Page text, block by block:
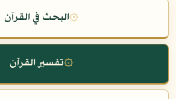
۞البحث في القرآن
۞تفسير القرآن